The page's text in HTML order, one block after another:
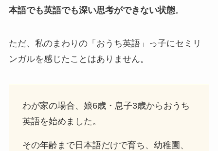
本語でも英語でも深い思考ができない状態。
ただ、私のまわりの「おうち英語」っ子にセミリ
ンガルを感じたことはありません。
わが家の場合、娘6歳・息子3歳からおうち
英語を始めました。
その年齢まで日本語だけで育ち、幼稚園、